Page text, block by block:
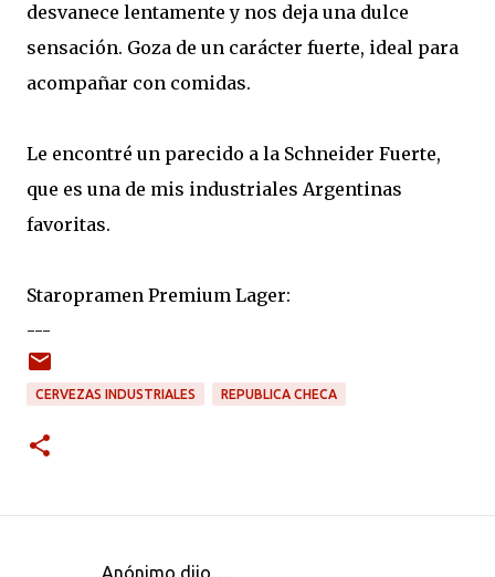
desvanece lentamente y nos deja una dulce
sensación. Goza de un carácter fuerte, ideal para
acompañar con comidas.
Le encontré un parecido a la Schneider Fuerte,
que es una de mis industriales Argentinas
favoritas.
Staropramen Premium Lager:
---
CERVEZAS INDUSTRIALES REPUBLICA CHECA
Anónimo dijo…